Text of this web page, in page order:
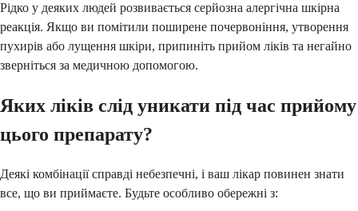
Рідко у деяких людей розвивається серйозна алергічна шкірна
реакція. Якщо ви помітили поширене почервоніння, утворення
пухирів або лущення шкіри, припиніть прийом ліків та негайно
зверніться за медичною допомогою.
Яких ліків слід уникати під час прийому
цього препарату?
Деякі комбінації справді небезпечні, і ваш лікар повинен знати
все, що ви приймаєте. Будьте особливо обережні з: